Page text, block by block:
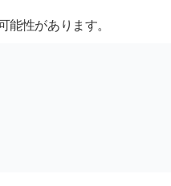
性があります。